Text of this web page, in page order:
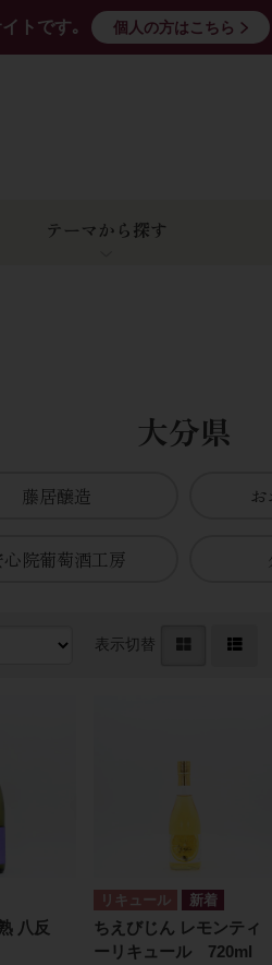
トです｡ 個人の方はこちら
テーマから探す
大分県
藤居醸造
心院葡萄酒工房
表示切替
八反
リキュール
ちえびじん レモンティ
ーリキュール 720ml